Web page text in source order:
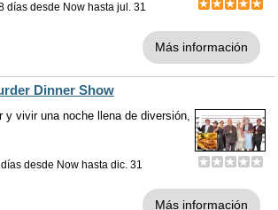
días desde Now hasta jul. 31
Más información
Dinner Show
vivir una noche llena de diversión,
desde Now hasta dic. 31
Más información